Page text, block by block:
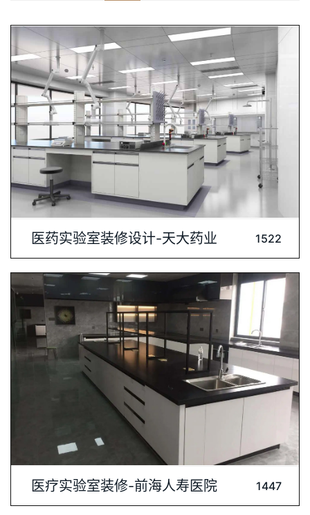
验室的装修设计至关重要。它不仅关乎科研成果的质量，还直接
求，又保障人员安全的实验室环境，是每一个医药实验室的核心
任务。一、设计理念医药实验室的装修设计应以人性化、
医药实验室装修设计-天大药业 1522
医疗实验的严谨性，注重空间布局的合理性和操作流程的顺畅
医疗实验室装修-前海人寿医院 1447